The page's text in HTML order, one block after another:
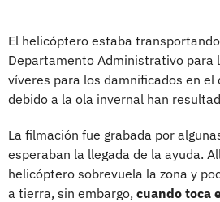
El helicóptero estaba
Departamento Administrativo para
víveres para los damnificados en
debido a la ola invernal han
La filmación fue grabada por
esperaban la llegada de la ayuda.
helicóptero sobrevuela la zona y
a tierra, sin embargo, cuando toca